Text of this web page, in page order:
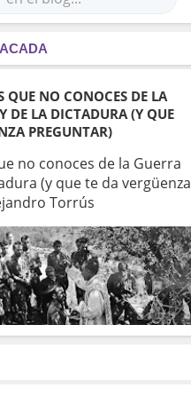
QUE NO CONOCES DE LA
DE LA DICTADURA (Y QUE
PREGUNTAR)
no conoces de la Guerra
(y que te da vergüenza
Torrús